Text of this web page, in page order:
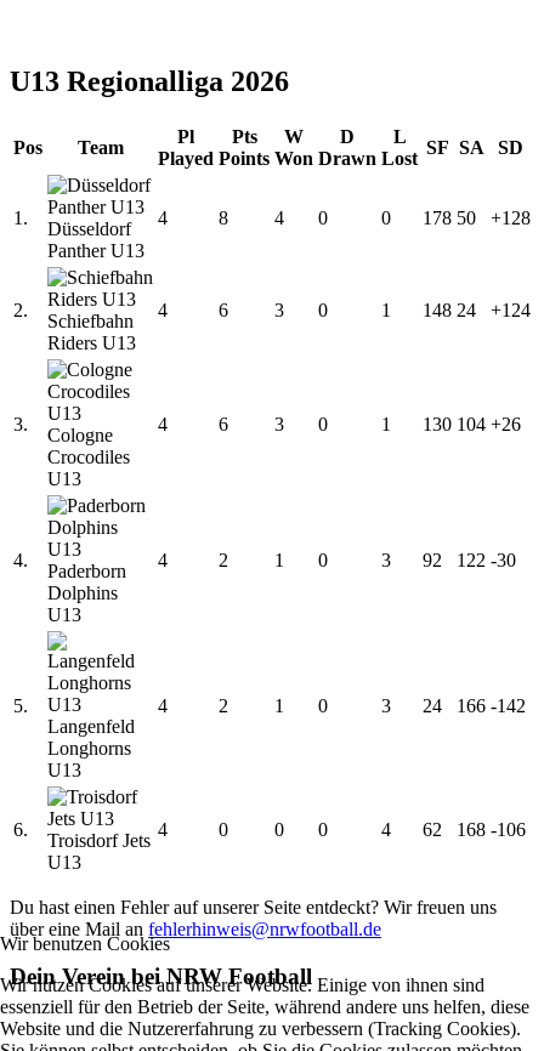
U13 Regionalliga 2026
Pos Team
Pl
Played
Pts
Points
W
Won
D
Drawn
L
Lost
SF SA SD
1.
Düsseldorf
Panther U13
4 8 4 0 0 178 50 +128
2.
Schiefbahn
Riders U13
4 6 3 0 1 148 24 +124
3.
Cologne
Crocodiles
U13
4 6 3 0 1 130 104 +26
4.
Paderborn
Dolphins
U13
4 2 1 0 3 92 122 -30
5.
Langenfeld
Longhorns
U13
4 2 1 0 3 24 166 -142
6.
Troisdorf Jets
U13
4 0 0 0 4 62 168 -106
Du hast einen Fehler auf unserer Seite entdeckt? Wir freuen uns
über eine Mail an fehlerhinweis@nrwfootball.de
Dein Verein bei NRW Football
Wir benutzen Cookies
Wir nutzen Cookies auf unserer Website. Einige von ihnen sind
essenziell für den Betrieb der Seite, während andere uns helfen, diese
Website und die Nutzererfahrung zu verbessern (Tracking Cookies).